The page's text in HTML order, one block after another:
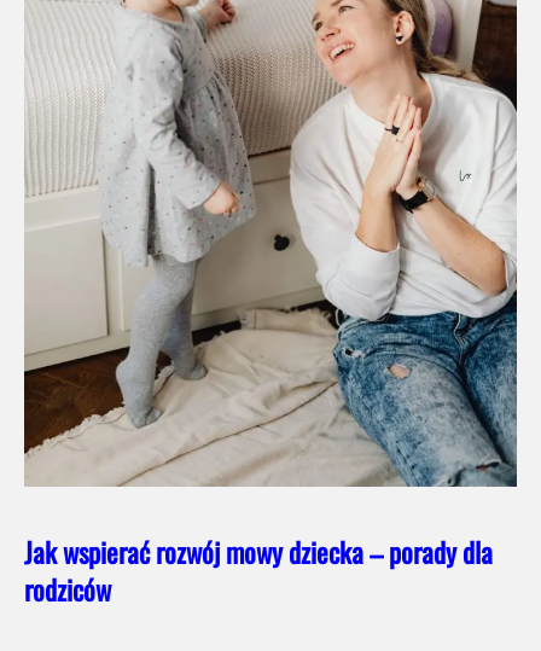
Jak wspierać rozwój mowy dziecka – porady dla
rodziców